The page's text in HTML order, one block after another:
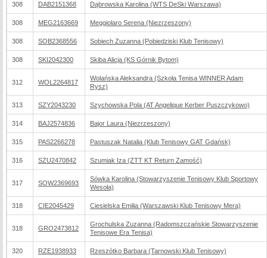
308 DAB2151368 Dąbrowska Karolina (WTS DeSki Warszawa)
308 MEG2163669 Meggiolaro Serena (Niezrzeszony)
308 SOB2368556 Sobiech Zuzanna (Pobiedziski Klub Tenisowy)
308 SKI2042300 Skiba Alicja (KS Górnik Bytom)
312 WOL2264817
Wolańska Aleksandra (Szkoła Tenisa WINNER Adam
Rysz)
313 SZY2043230 Szychowska Pola (AT Angelique Kerber Puszczykowo)
314 BAJ2574836 Bajor Laura (Niezrzeszony)
315 PAS2266278 Pastuszak Natalia (Klub Tenisowy GAT Gdańsk)
316 SZU2470842 Szumiak Iza (ZTT KT Return Zamość)
317 SOW2369693
Sówka Karolina (Stowarzyszenie Tenisowy Klub Sportowy
Wesoła)
318 CIE2045429 Ciesielska Emilia (Warszawski Klub Tenisowy Mera)
318 GRO2473812
Grochulska Zuzanna (Radomszczańskie Stowarzyszenie
Tenisowe Era Tenisa)
320 RZE1938933 Rzeszótko Barbara (Tarnowski Klub Tenisowy)